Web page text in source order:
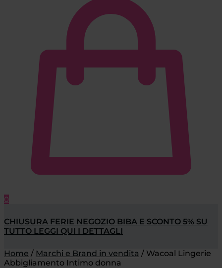
0
CHIUSURA FERIE NEGOZIO BIBA E SCONTO 5% SU
TUTTO LEGGI QUI I DETTAGLI
Home / Marchi e Brand in vendita / Wacoal Lingerie
Abbigliamento Intimo donna